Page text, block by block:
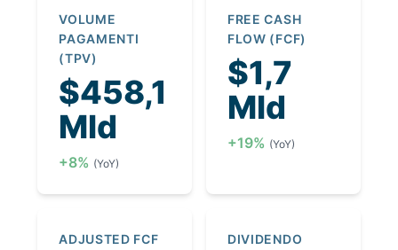
VOLUME
PAGAMENTI
(TPV)
$458,1
Mld
+8% (YoY)
FREE CASH
FLOW (FCF)
$1,7
Mld
+19% (YoY)
ADJUSTED FCF
DIVIDENDO